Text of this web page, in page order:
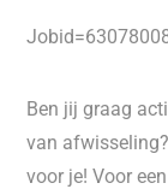
Ben jij graag
van
voor je! Voor